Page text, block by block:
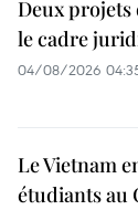
Deux
le cadre
04/08/2026
Le Vietnam
étudiants au